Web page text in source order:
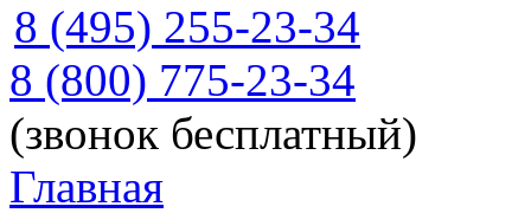
8 (495) 255-23-34
8 (800) 775-23-34
(звонок бесплатный)
Главная